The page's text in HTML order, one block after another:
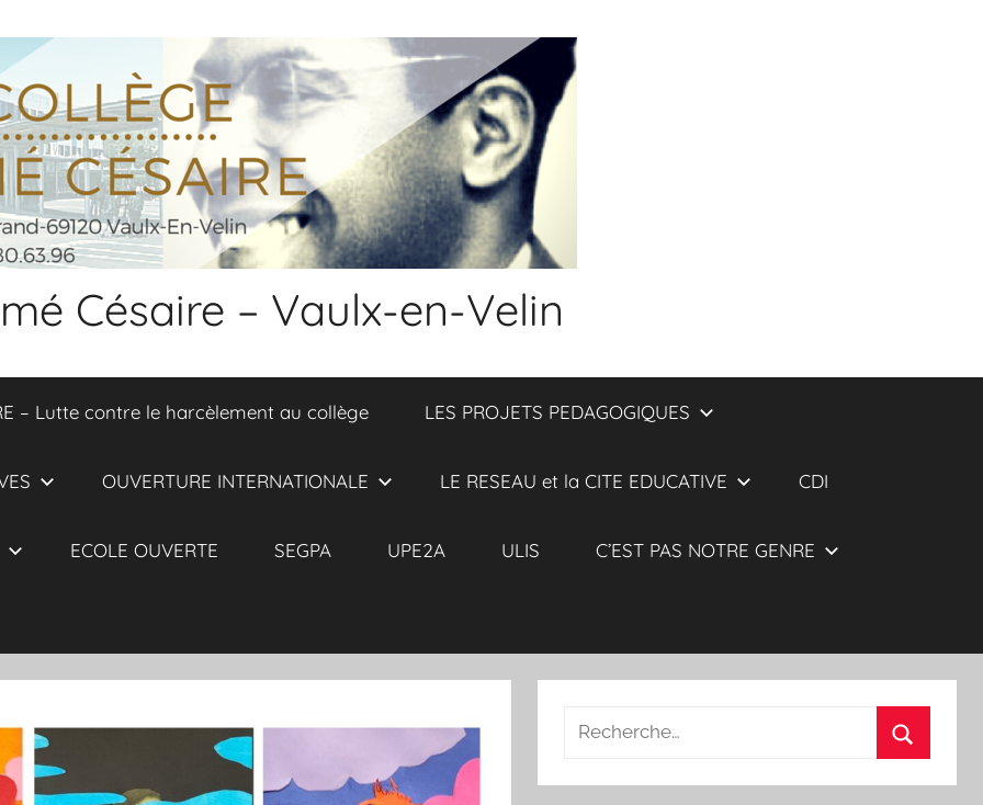
Césaire – Vaulx-en-Velin
– Lutte contre le harcèlement au collège LES PROJETS PEDAGOGIQUES
OUVERTURE INTERNATIONALE LE RESEAU et la CITE EDUCATIVE CDI
ECOLE OUVERTE SEGPA UPE2A ULIS C’EST PAS NOTRE GENRE
Recherche
: